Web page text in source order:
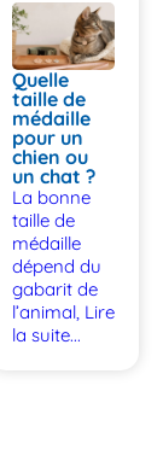
Quelle
taille de
médaille
pour un
chien ou
un chat ?
La bonne
taille de
médaille
dépend du
gabarit de
l’animal, Lire
la suite...